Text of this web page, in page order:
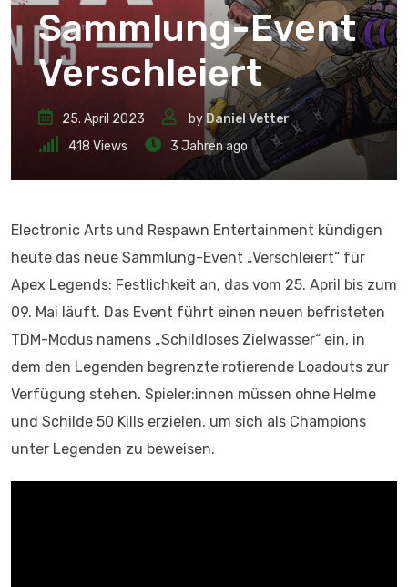
Sammlung-Event
Verschleiert
25. April 2023 by Daniel Vetter
418 Views 3 Jahren ago
Electronic Arts und Respawn Entertainment kündigen
heute das neue Sammlung-Event „Verschleiert“ für
Apex Legends: Festlichkeit an, das vom 25. April bis zum
09. Mai läuft. Das Event führt einen neuen befristeten
TDM-Modus namens „Schildloses Zielwasser“ ein, in
dem den Legenden begrenzte rotierende Loadouts zur
Verfügung stehen. Spieler:innen müssen ohne Helme
und Schilde 50 Kills erzielen, um sich als Champions
unter Legenden zu beweisen.